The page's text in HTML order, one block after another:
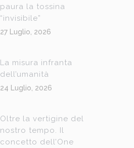
paura la tossina
“invisibile”
27 Luglio, 2026
La misura infranta
dell’umanità
24 Luglio, 2026
Oltre la vertigine del
nostro tempo. Il
concetto dell’One